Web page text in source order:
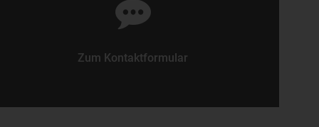
Zum Kontaktformular